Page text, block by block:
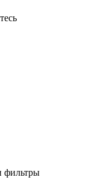
фильтры